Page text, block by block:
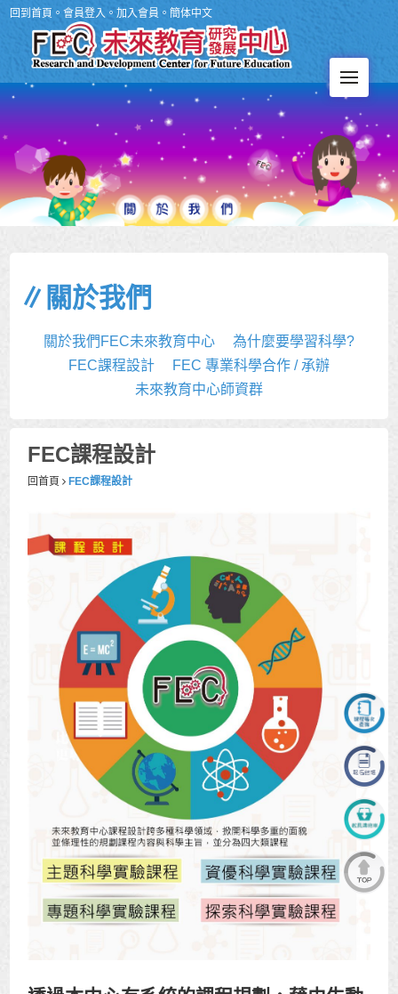
回到首頁 。會員登入 。加入會員 。簡体中文
∥關於我們
關於我們FEC未來教育中心
為什麼要學習科學?
FEC課程設計
FEC 專業科學合作 / 承辦
未來教育中心師資群
FEC課程設計
回首頁 FEC課程設計